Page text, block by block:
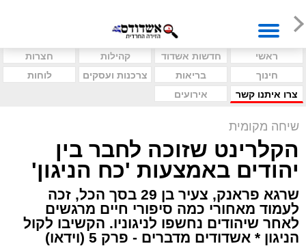
ראשי חדשות אשדוד קהילות
חצרות
חינוך
בריאות צרכנות ועסקים
לוחות
צרו איתנו קשר
אירועים
שיחה מקומית
הקלרינט שזוכה לחבר בין
יהודים באמצעות 'כח הניגון'
שרגא פראנק, צעיר בן 29 בסך הכל, זכה
לעמוד מאחורי כמה סיפורי חיים מרגשים
לאחר שיהודים נחשפו לניגוניו. הקשיבו לקול
הניגון * אשדודים מדברים - פרק 5 (וידאו)